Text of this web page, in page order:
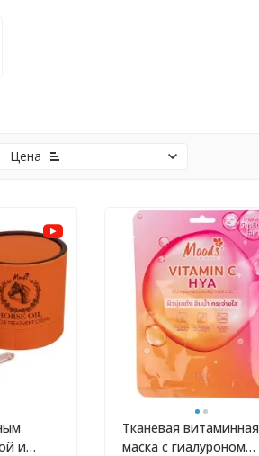
Цена
и
Тканевая витаминная
маска с гиалуроном